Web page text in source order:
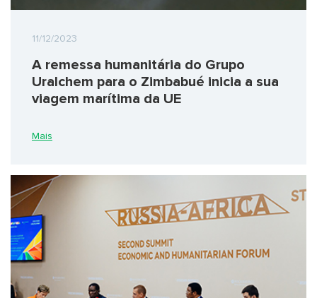
11/12/2023
A remessa humanitária do Grupo
Uralchem para o Zimbabué inicia a sua
viagem marítima da UE
Mais